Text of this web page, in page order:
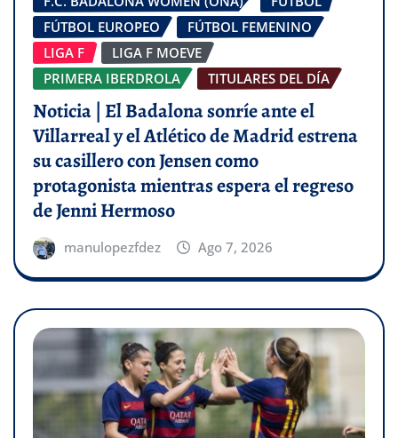
FÚTBOL EUROPEO
FÚTBOL FEMENINO
LIGA F
LIGA F MOEVE
PRIMERA IBERDROLA
TITULARES DEL DÍA
Noticia | El Badalona sonríe ante el
Villarreal y el Atlético de Madrid estrena
su casillero con Jensen como
protagonista mientras espera el regreso
de Jenni Hermoso
manulopezfdez Ago 7, 2026